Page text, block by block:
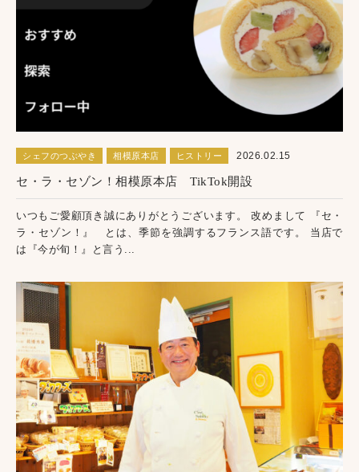
シェフのつぶやき 相模原本店 ヒストリー 2026.02.15
セ・ラ・セゾン！相模原本店 TikTok開設
いつもご愛顧頂き誠にありがとうございます。 改めまして 『セ・
ラ・セゾン！』 とは、季節を強調するフランス語です。 当店で
は『今が旬！』と言う...